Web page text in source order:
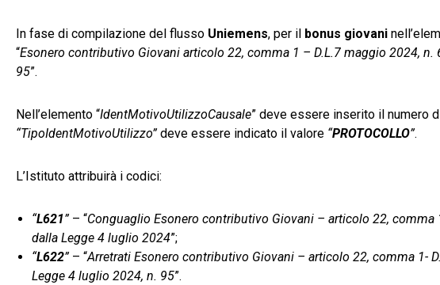
In fase di compilazione del flusso Uniemens, per il bonus giovani
“Esonero contributivo Giovani articolo 22, comma 1 – D.L.7 maggio 2024,
95”.
Nell’elemento “IdentMotivoUtilizzoCausale” deve essere inserito il numero
“TipoIdentMotivoUtilizzo”deve essere indicato il valore “PROTOCOLLO”.
L’Istituto attribuirà i codici:
“L621”– “Conguaglio Esonero contributivo Giovani – articolo 22,
dalla Legge 4 luglio 2024”;
“L622”– “Arretrati Esonero contributivo Giovani – articolo 22, comma 1-
Legge 4 luglio 2024, n. 95”.